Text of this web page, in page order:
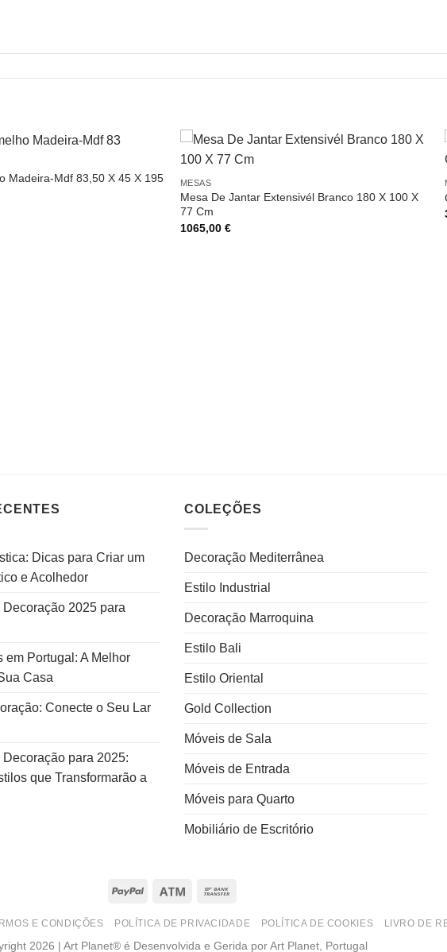
Madeira-Mdf 83,50 X 45 X 195
MESAS
Mesa De Jantar Extensivél Branco 180 X 100 X
77 Cm
1065,00 €
Dicas para Criar um
e Acolhedor
2025 para
em Portugal: A Melhor
Casa
Conecte o Seu Lar
para 2025:
que Transformarão a
COLEÇÕES
Decoração Mediterrânea
Estilo Industrial
Decoração Marroquina
Estilo Bali
Estilo Oriental
Gold Collection
Móveis de Sala
Móveis de Entrada
Móveis para Quarto
Mobiliário de Escritório
PayPal Atm
E CONDIÇÕES POLÍTICA DE PRIVACIDADE POLÍTICA DE COOKIES LIVRO DE
2026 | Art Planet® é Desenvolvida e Gerida por Art Planet, Portugal